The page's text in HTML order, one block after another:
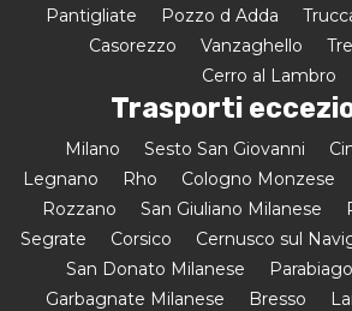
Pantigliate
Pozzo d Adda
Casorezzo
Vanzaghello
Cerro al Lambro
Trasporti
Milano Sesto San Giovanni
Legnano
Rho Cologno Monzese
Rozzano
San Giuliano Milanese
Segrate
Corsico Cernusco sul
San Donato Milanese
Parabiago
Garbagnate Milanese
Bresso